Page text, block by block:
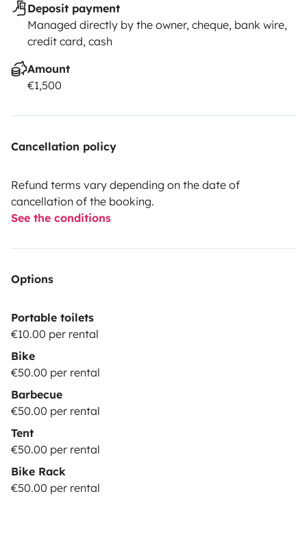
Deposit payment
Managed directly by the owner, cheque, bank wire,
credit card, cash
Amount
€1,500
Cancellation policy
Refund terms vary depending on the date of
cancellation of the booking.
See the conditions
Options
Portable toilets
€10.00 per rental
Bike
€50.00 per rental
Barbecue
€50.00 per rental
Tent
€50.00 per rental
Bike Rack
€50.00 per rental